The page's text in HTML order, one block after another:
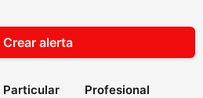
Crear alerta
Particular Profesional